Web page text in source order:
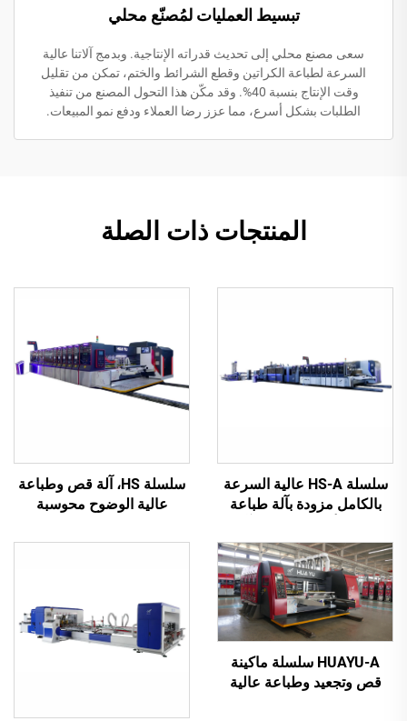
تبسيط العمليات لمُصنّع محلي
سعى مصنع محلي إلى تحديث قدراته الإنتاجية. وبدمج آلاتنا عالية
السرعة لطباعة الكراتين وقطع الشرائط والختم، تمكن من تقليل
وقت الإنتاج بنسبة 40%. وقد مكّن هذا التحول المصنع من تنفيذ
الطلبات بشكل أسرع، مما عزز رضا العملاء ودفع نمو المبيعات.
المنتجات ذات الصلة
سلسلة HS-A عالية السرعة
بالكامل مزودة بآلة طباعة
تغليف أوتوماتيكية
سلسلة HS، آلة قص وطباعة
عالية الوضوح محوسبة
بالكامل (طباعة علوية بنقل
HUAYU-A سلسلة ماكينة
قص وتجعيد وطباعة عالية